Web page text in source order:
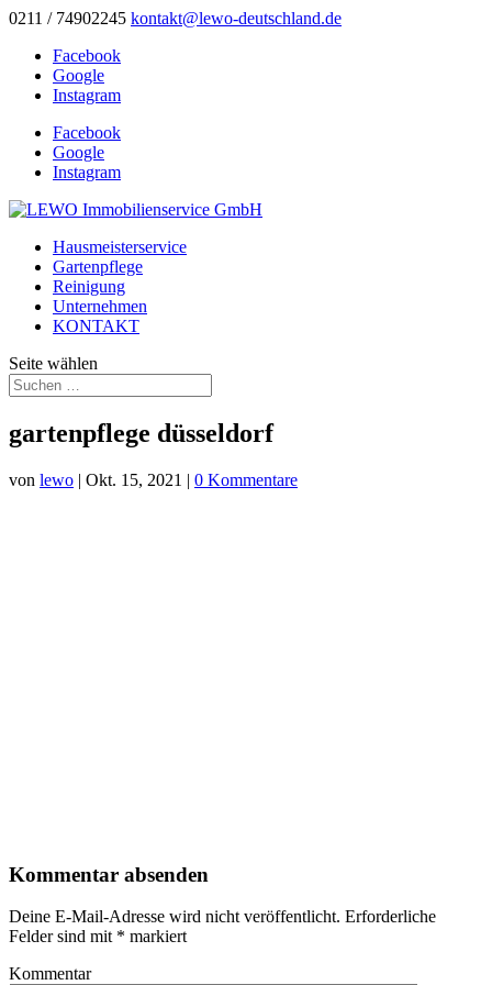
0211 / 74902245 kontakt@lewo-deutschland.de
Facebook
Google
Instagram
Facebook
Google
Instagram
Hausmeisterservice
Gartenpflege
Reinigung
Unternehmen
KONTAKT
Seite wählen
gartenpflege düsseldorf
von lewo | Okt. 15, 2021 | 0 Kommentare
Kommentar absenden
Deine E-Mail-Adresse wird nicht veröffentlicht. Erforderliche
Felder sind mit * markiert
Kommentar